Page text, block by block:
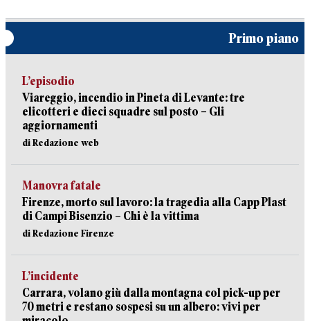
Primo piano
L’episodio
Viareggio, incendio in Pineta di Levante: tre
elicotteri e dieci squadre sul posto – Gli
aggiornamenti
di Redazione web
Manovra fatale
Firenze, morto sul lavoro: la tragedia alla Capp Plast
di Campi Bisenzio – Chi è la vittima
di Redazione Firenze
L’incidente
Carrara, volano giù dalla montagna col pick-up per
70 metri e restano sospesi su un albero: vivi per